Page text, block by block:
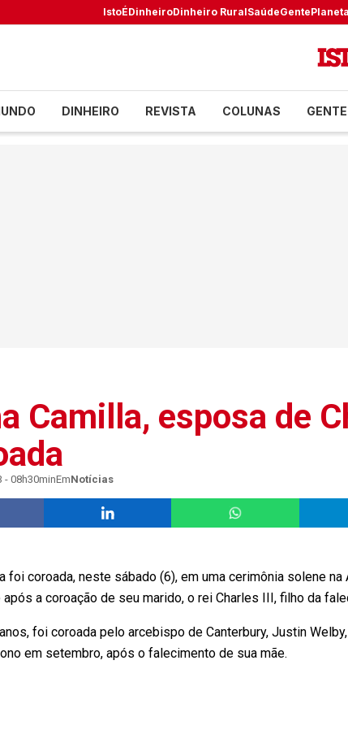
IstoÉDinheiroDinheiro RuralSaúdeGentePlaneta
DINHEIRO REVISTA COLUNAS GENTE
Camilla, esposa de
- 08h30minEmNotícias
foi coroada, neste sábado (6), em uma cerimônia solene
a coroação de seu marido, o rei Charles III, filho da
foi coroada pelo arcebispo de Canterbury, Justin
em setembro, após o falecimento de sua mãe.